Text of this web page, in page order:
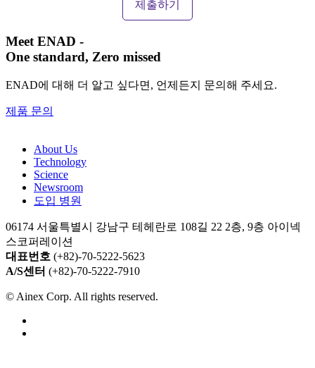
Meet ENAD -
One standard, Zero missed​
ENAD에 대해 더 알고 싶다면, 언제든지 문의해 주세요.
제품 문의
About Us​
Technology
Science
Newsroom
도입 병원
06174 서울특별시 강남구 테헤란로 108길 22 2층, 9층 아이넥
스코퍼레이션
대표번호 (+82)-70-5222-5623
A/S센터 (+82)-70-5222-7910
© Ainex Corp. All rights reserved.